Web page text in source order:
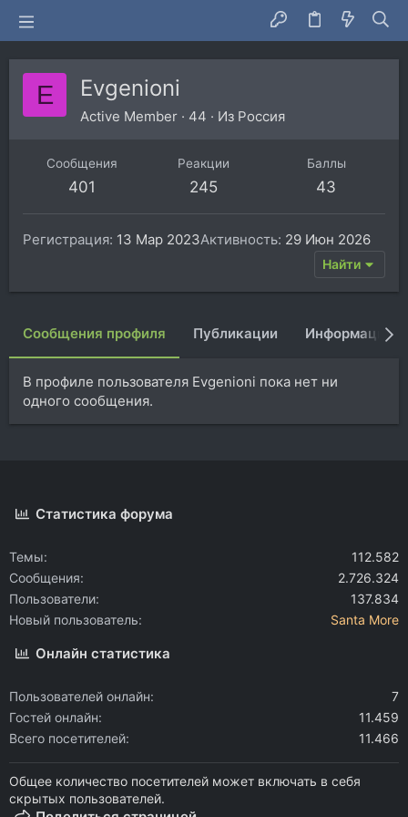
E Evgenioni
Active Member · 44 · Из Россия
Сообщения
401
Реакции
245
Баллы
43
Регистрация 13 Мар 2023Активность 29 Июн 2026
Найти
Сообщения профиля Публикации Информация
В профиле пользователя Evgenioni пока нет ни
одного сообщения.
Статистика форума
Темы
112.582
Сообщения
2.726.324
Пользователи
137.834
Новый пользователь
Santa More
Онлайн статистика
Пользователей онлайн
7
Гостей онлайн
11.459
Всего посетителей
11.466
Общее количество посетителей может включать в себя
скрытых пользователей.